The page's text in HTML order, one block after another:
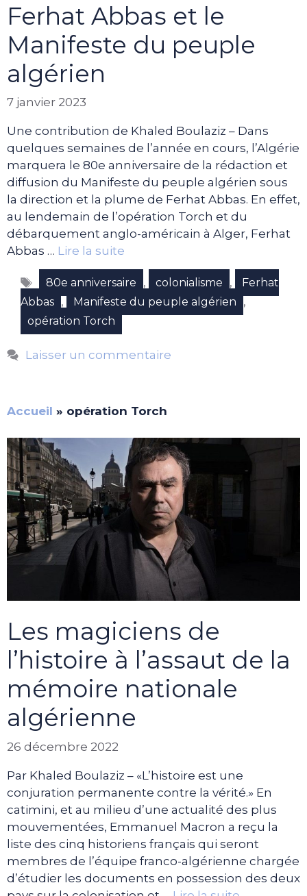
Ferhat Abbas et le
Manifeste du peuple
algérien
7 janvier 2023
Une contribution de Khaled Boulaziz – Dans
quelques semaines de l’année en cours, l’Algérie
marquera le 80e anniversaire de la rédaction et
diffusion du Manifeste du peuple algérien sous
la direction et la plume de Ferhat Abbas. En effet,
au lendemain de l’opération Torch et du
débarquement anglo-américain à Alger, Ferhat
Abbas … Lire la suite
Étiquettes
80e anniversaire , colonialisme ,
Ferhat
Abbas , Manifeste du peuple algérien ,
opération Torch
Laisser un commentaire
Accueil » opération Torch
Les magiciens de
l’histoire à l’assaut de la
mémoire nationale
algérienne
26 décembre 2022
Par Khaled Boulaziz – «L’histoire est une
conjuration permanente contre la vérité.» En
catimini, et au milieu d’une actualité des plus
mouvementées, Emmanuel Macron a reçu la
liste des cinq historiens français qui seront
membres de l’équipe franco-algérienne chargée
d’étudier les documents en possession des deux